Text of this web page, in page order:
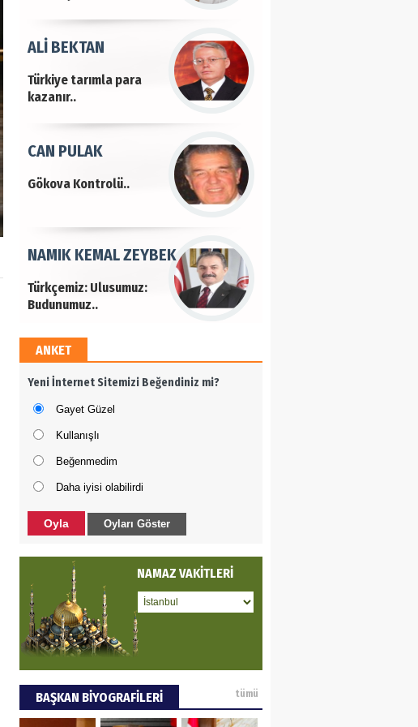
Türkiye tarımla para
kazanır..
ALİ BEKTAN
Gökova Kontrolü..
CAN PULAK
Türkçemiz: Ulusumuz:
Budunumuz..
NAMIK KEMAL ZEYBEK
Mezarında bile rahat
bırakılmayan Şehzade
EKREM HAYRİ PEKER
BAŞYAZI - Sağlık
turizminde önemli
başarı…
NECDET BULUZ
İKLİM DEĞİŞİKLİĞİNE KARŞI
DÜNYA KENTLERİ NE
YAPIYOR(2)
Ziya GÜNEY
Kapkarasın 12 Eylül..
HÜSAMETTİN TAŞDEMİR
ANKET
Yeni İnternet Sitemizi Beğendiniz mi?
Gayet Güzel
Kullanışlı
Beğenmedim
Daha iyisi olabilirdi
Oyla Oyları Göster
NAMAZ VAKİTLERİ
BAŞKAN BİYOGRAFİLERİ tümü